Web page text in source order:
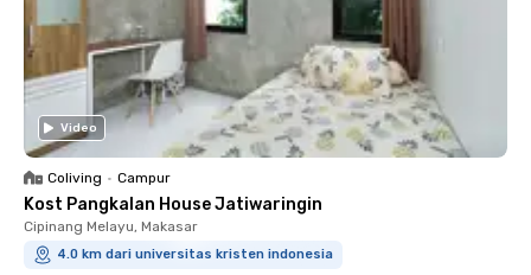
Video
Coliving • Campur
Kost Pangkalan House Jatiwaringin
Cipinang Melayu, Makasar
4.0 km dari universitas kristen indonesia